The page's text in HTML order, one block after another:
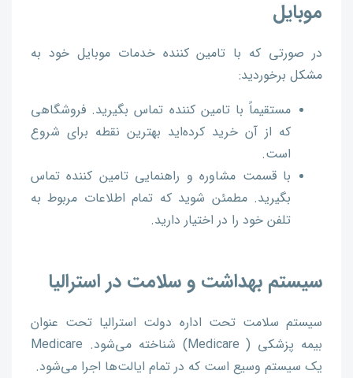
موبایل
در صورتی که با تامین کننده خدمات موبایل خود به
مشکل برخوردید:
مستقیماً با تامین کننده تماس بگیرید. فروشگاهی
که از آن خرید کرده‌اید بهترین نقطه برای شروع
است.
با قسمت مشاوره و راهنمایی تامین کننده تماس
بگیرید. مطمئن شوید که تمام اطلاعات مربوط به
تلفن خود را در اختیار دارید.
سیستم بهداشت و سلامت در استرالیا
سیستم سلامت تحت اداره دولت استرالیا تحت عنوان
بیمه پزشکی ( Medicare) شناخته می‌شود. Medicare
یک سیستم وسیع است که در تمام ایالت‌ها اجرا می‌شود.